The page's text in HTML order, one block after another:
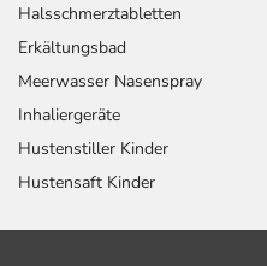
Halsschmerztabletten
Erkältungsbad
Meerwasser Nasenspray
Inhaliergeräte
Hustenstiller Kinder
Hustensaft Kinder